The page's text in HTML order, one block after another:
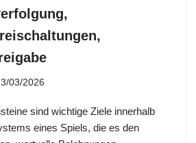
03/2026
sind wichtige Ziele innerhalb
eines Spiels, die es den